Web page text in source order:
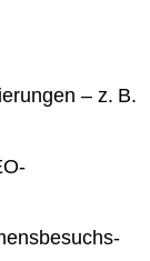
– z. B.